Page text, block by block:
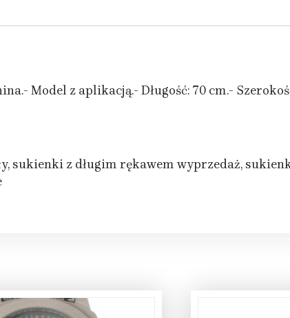
Model z aplikacją.- Długość: 70 cm.-
sukienki z długim rękawem wyprzedaż,